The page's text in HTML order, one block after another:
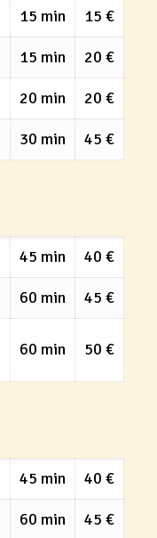
15 min 15 €
15 min 20 €
20 min 20 €
30 min 45 €
45 min 40 €
60 min 45 €
60 min 50 €
45 min 40 €
60 min 45 €